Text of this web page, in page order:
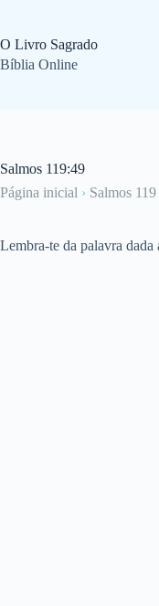
o
conteúdo
O Livro Sagrado
Bíblia Online
Salmos 119:49
Página inicial › Salmos 119
Lembra-te da palavra dada